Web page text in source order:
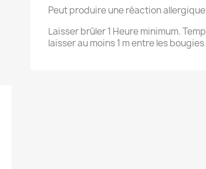
Peut produire une réaction
Laisser brûler 1 Heure minimum.
laisser au moins 1 m entre les